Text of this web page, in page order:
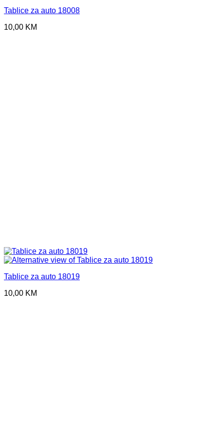
Tablice za auto 18008
10,00 KM
Tablice za auto 18019
10,00 KM